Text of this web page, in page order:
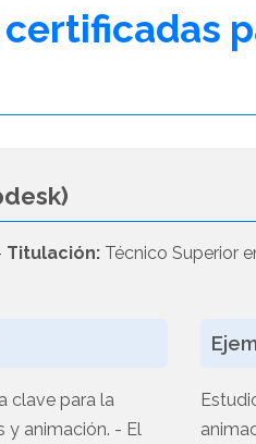
Titulación: Técnico Superior
clave para la
y animación. - El